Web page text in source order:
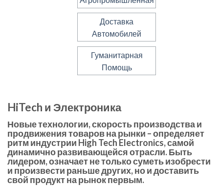
Доставка
Автомобилей
Гуманитарная
Помощь
HiTech и Электроника
Новые технологии, скорость производства и
продвижения товаров на рынки – определяет
ритм индустрии High Tech Electronics, самой
динамично развивающейся отрасли. Быть
лидером, означает не только суметь изобрести
и произвести раньше других, но и доставить
свой продукт на рынок первым.